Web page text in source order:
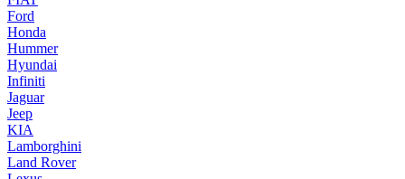
Ford
Honda
Hummer
Hyundai
Infiniti
Jaguar
Jeep
KIA
Lamborghini
Land Rover